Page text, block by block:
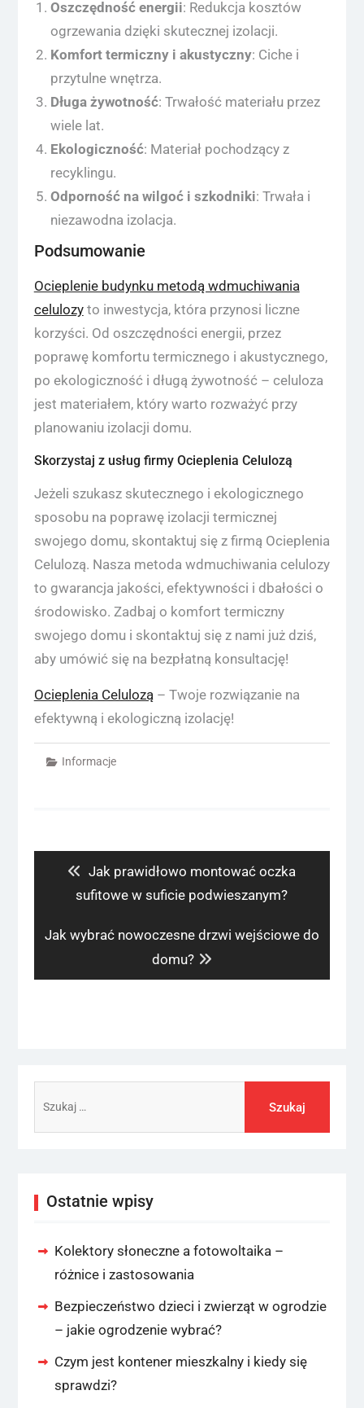
Oszczędność energii: Redukcja kosztów
ogrzewania dzięki skutecznej izolacji.
Komfort termiczny i akustyczny: Ciche i
przytulne wnętrza.
Długa żywotność: Trwałość materiału przez
wiele lat.
Ekologiczność: Materiał pochodzący z
recyklingu.
Odporność na wilgoć i szkodniki: Trwała i
niezawodna izolacja.
Podsumowanie
Ocieplenie budynku metodą wdmuchiwania
celulozyto inwestycja, która przynosi liczne
korzyści. Od oszczędności energii, przez
poprawę komfortu termicznego i akustycznego,
po ekologiczność i długą żywotność – celuloza
jest materiałem, który warto rozważyć przy
planowaniu izolacji domu.
Skorzystaj z usług firmy Ocieplenia Celulozą
Jeżeli szukasz skutecznego i ekologicznego
sposobu na poprawę izolacji termicznej
swojego domu, skontaktuj się z firmą Ocieplenia
Celulozą. Nasza metoda wdmuchiwania celulozy
to gwarancja jakości, efektywności i dbałości o
środowisko. Zadbaj o komfort termiczny
swojego domu i skontaktuj się z nami już dziś,
aby umówić się na bezpłatną konsultację!
Ocieplenia Celulozą – Twoje rozwiązanie na
efektywną i ekologiczną izolację!
Informacje
Previous
post:
Jak prawidłowo montować oczka
sufitowe w suficie podwieszanym?
Next
Jak wybrać nowoczesne drzwi wejściowe do
domu?
Ostatnie wpisy
Kolektory słoneczne a fotowoltaika –
różnice i zastosowania
Bezpieczeństwo dzieci i zwierząt w ogrodzie
– jakie ogrodzenie wybrać?
Czym jest kontener mieszkalny i kiedy się
sprawdzi?